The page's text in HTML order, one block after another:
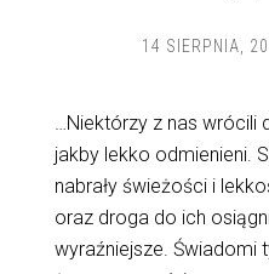
14 SIERPNIA,
…Niektórzy z nas wrócili
jakby lekko odmienieni.
nabrały świeżości i
oraz droga do ich
wyraźniejsze. Świadomi